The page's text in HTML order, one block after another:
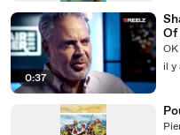
0:37
Of
il y